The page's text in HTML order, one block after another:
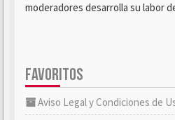
moderadores desarrolla su labor
FAVORITOS
Aviso Legal y Condiciones de